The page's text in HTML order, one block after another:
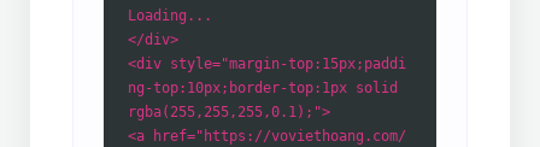
Loading...
</div>
<div style="margin-top:15px;paddi
ng-top:10px;border-top:1px solid
rgba(255,255,255,0.1);">
<a href="https://voviethoang.com/